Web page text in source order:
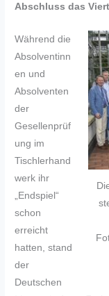
Abschluss das
Während die
Absolventinn
en und
Absolventen
der
Gesellenprüf
ung im
Tischlerhand
werk ihr
„Endspiel“
schon
erreicht
hatten, stand
der
Deutschen